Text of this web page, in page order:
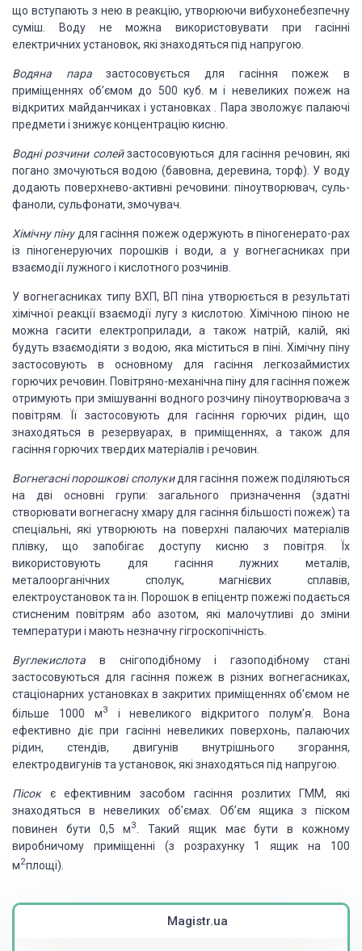
що вступають з нею в реакцію, утворюючи вибухонебезпечну
суміш. Воду не можна використовувати при гасінні
електричних установок, які знаходяться під напругою.
Водяна паразастосовується для гасіння пожеж в
приміщеннях об’ємом до 500 куб. м і невеликих пожеж на
відкритих майданчиках і установках . Пара зволожує палаючі
предмети і знижує концентрацію кисню.
Водні розчини солейзастосовуються для гасіння речовин, які
погано змочуються водою (бавовна, деревина, торф). У воду
додають поверхнево-активні речовини: піноутворювач, суль-
фаноли, сульфонати, змочувач.
Хімічну пінудля гасіння пожеж одержують в піногенерато-рах
із піногенеруючих порошків і води, а у вогнегасниках при
взаємодії лужного і кислотного розчинів.
У вогнегасниках типу ВХП, ВП піна утворюється в результаті
хімічної реакції взаємодії лугу з кислотою. Хімічною піною не
можна гасити електроприлади, а також натрій, калій, які
будуть взаємодіяти з водою, яка міститься в піні. Хімічну піну
застосовують в основному для гасіння легкозаймистих
горючих речовин. Повітряно-механічна піну для гасіння пожеж
отримують при змішуванні водного розчину піноутворювача з
повітрям. Її застосовують для гасіння горючих рідин, що
знаходяться в резервуарах, в приміщеннях, а також для
гасіння горючих твердих матеріалів і речовин.
Вогнегасні порошкові сполукидля гасіння пожеж поділяються
на дві основні групи: загального призначення (здатні
створювати вогнегасну хмару для гасіння більшості пожеж) та
спеціальні, які утворюють на поверхні палаючих матеріалів
плівку, що запобігає доступу кисню з повітря. Їх
використовують для гасіння лужних металів,
металоорганічних сполук, магнієвих сплавів,
електроустановок та ін. Порошок в епіцентр пожежі подається
стисненим повітрям або азотом, які малочутливі до зміни
температури і мають незначну гігроскопічність.
Вуглекислота в снігоподібному і газоподібному стані
застосовуються для гасіння пожеж в різних вогнегасниках,
стаціонарних установках в закритих приміщеннях об’ємом не
більше 1000 м3
і невеликого відкритого полум’я. Вона
ефективно діє при гасінні невеликих поверхонь, палаючих
рідин, стендів, двигунів внутрішнього згорання,
електродвигунів та установок, які знаходяться під напругою.
Пісокє ефективним засобом гасіння розлитих ГММ, які
знаходяться в невеликих об’ємах. Об’єм ящика з піском
повинен бути 0,5 м3. Такий ящик має бути в кожному
виробничому приміщенні (з розрахунку 1 ящик на 100
м2площі).
Magistr.ua